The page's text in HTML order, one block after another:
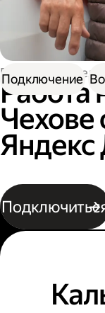
Работа
Работа
Чехове
Яндекс
Подключение